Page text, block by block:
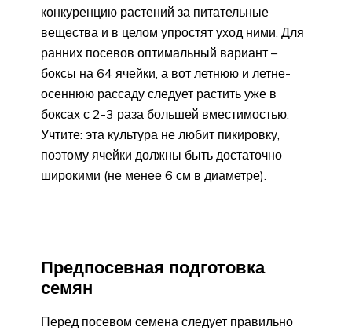
конкуренцию растений за питательные
вещества и в целом упростят уход ними. Для
ранних посевов оптимальный вариант –
боксы на 64 ячейки, а вот летнюю и летне-
осеннюю рассаду следует растить уже в
боксах с 2-3 раза большей вместимостью.
Учтите: эта культура не любит пикировку,
поэтому ячейки должны быть достаточно
широкими (не менее 6 см в диаметре).
Предпосевная подготовка
семян
Перед посевом семена следует правильно